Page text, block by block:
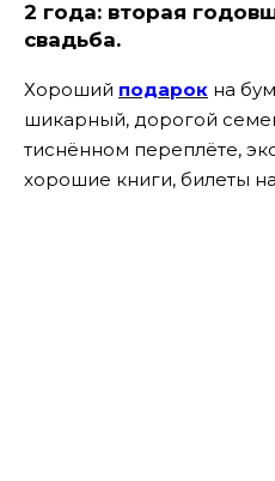
2 года: вторая
свадьба.
Хороший подарок на
шикарный, дорогой
тиснённом переплёте,
хорошие книги, билеты